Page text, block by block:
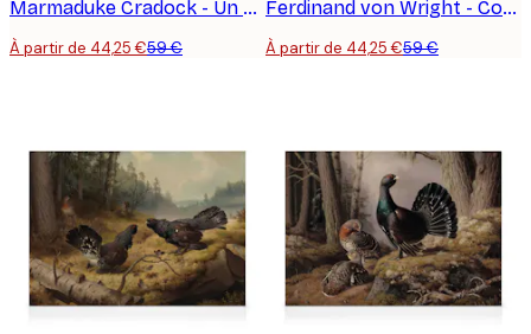
Marmaduke Cradock - Un Rassemblement d'Oiseaux Toile
À partir de 44,25 €59 €
Ferdinand von Wright - Coqs de Grand Tétras Toile
À partir de 44,25 €59 €